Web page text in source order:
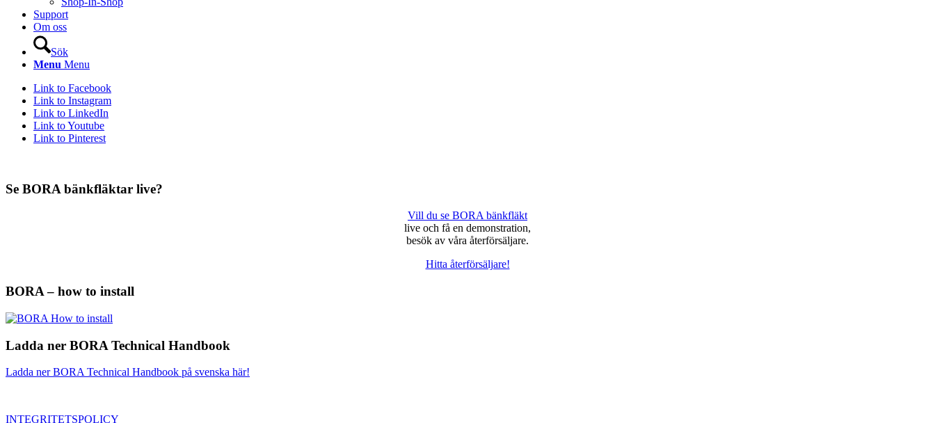
Support
Om oss
Sök
Menu Menu
Link to Facebook
Link to Instagram
Link to LinkedIn
Link to Youtube
Link to Pinterest
Se BORA bänkfläktar live?
Vill du se BORA bänkfläkt
live och få en demonstration,
besök av våra återförsäljare.
Hitta återförsäljare!
BORA – how to install
Ladda ner BORA Technical Handbook
Ladda ner BORA Technical Handbook på svenska här!
INTEGRITETSPOLICY